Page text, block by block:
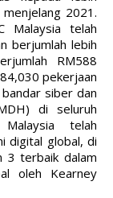
2021.
Malaysia telah
berjumlah lebih
RM588
pekerjaan
siber dan
di seluruh
telah
digital global, di
3 terbaik dalam
oleh Kearney